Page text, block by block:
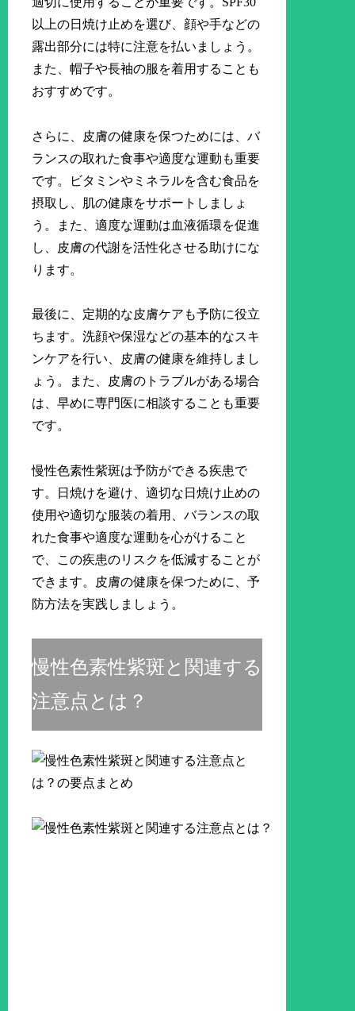
以上の日焼け止めを選び、顔や手などの
露出部分には特に注意を払いましょう。
また、帽子や長袖の服を着用することも
おすすめです。
さらに、皮膚の健康を保つためには、バ
ランスの取れた食事や適度な運動も重要
です。ビタミンやミネラルを含む食品を
摂取し、肌の健康をサポートしましょ
う。また、適度な運動は血液循環を促進
し、皮膚の代謝を活性化させる助けにな
ります。
最後に、定期的な皮膚ケアも予防に役立
ちます。洗顔や保湿などの基本的なスキ
ンケアを行い、皮膚の健康を維持しまし
ょう。また、皮膚のトラブルがある場合
は、早めに専門医に相談することも重要
です。
慢性色素性紫斑は予防ができる疾患で
す。日焼けを避け、適切な日焼け止めの
使用や適切な服装の着用、バランスの取
れた食事や適度な運動を心がけること
で、この疾患のリスクを低減することが
できます。皮膚の健康を保つために、予
防方法を実践しましょう。
慢性色素性紫斑と関連する
注意点とは？